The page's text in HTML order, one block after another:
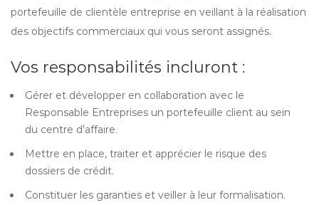
portefeuille de clientèle entreprise en veillant à la réalisation
des objectifs commerciaux qui vous seront assignés.
Vos responsabilités incluront :
Gérer et développer en collaboration avec le
Responsable Entreprises un portefeuille client au sein
du centre d’affaire.
Mettre en place, traiter et apprécier le risque des
dossiers de crédit.
Constituer les garanties et veiller à leur formalisation.